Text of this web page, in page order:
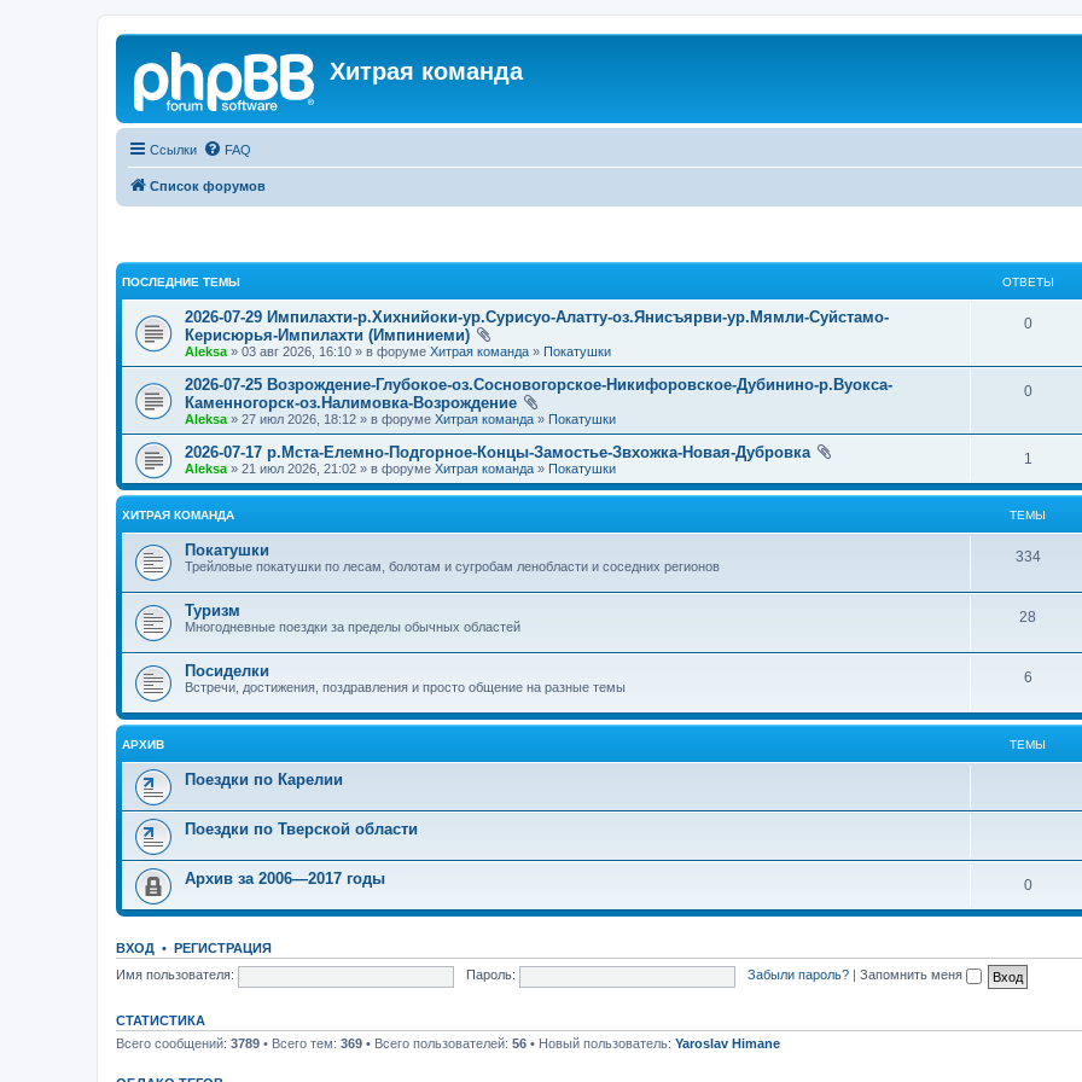
Хитрая команда
Ссылки FAQ
Список форумов
ПОСЛЕДНИЕ ТЕМЫ ОТВЕТЫ
2026-07-29 Импилахти-р.Хихнийоки-ур.Сурисуо-Алатту-оз.Янисъярви-ур.Мямли-Суйстамо-
Керисюрья-Импилахти (Импиниеми)
Aleksa » 03 авг 2026, 16:10 » в форуме Хитрая команда » Покатушки
0
2026-07-25 Возрождение-Глубокое-оз.Сосновогорское-Никифоровское-Дубинино-р.Вуокса-
Каменногорск-оз.Налимовка-Возрождение
Aleksa » 27 июл 2026, 18:12 » в форуме Хитрая команда » Покатушки
0
2026-07-17 р.Мста-Елемно-Подгорное-Концы-Замостье-Звхожка-Новая-Дубровка
Aleksa » 21 июл 2026, 21:02 » в форуме Хитрая команда » Покатушки
1
ХИТРАЯ КОМАНДА ТЕМЫ
Покатушки
Трейловые покатушки по лесам, болотам и сугробам ленобласти и соседних регионов
334
Туризм
Многодневные поездки за пределы обычных областей
28
Посиделки
Встречи, достижения, поздравления и просто общение на разные темы
6
АРХИВ ТЕМЫ
Поездки по Карелии
Поездки по Тверской области
Архив за 2006—2017 годы 0
ВХОД • РЕГИСТРАЦИЯ
Имя пользователя:
Пароль: Забыли пароль? Запомнить меня
СТАТИСТИКА
Всего сообщений: 3789 • Всего тем: 369 • Всего пользователей: 56 • Новый пользователь: Yaroslav Himane